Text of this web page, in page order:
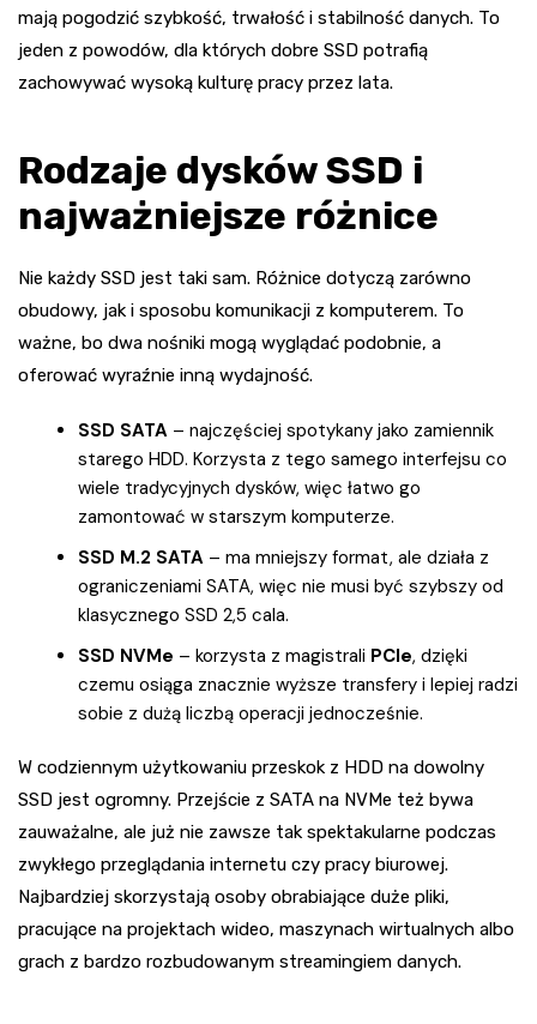
mają pogodzić szybkość, trwałość i stabilność danych. To
jeden z powodów, dla których dobre SSD potrafią
zachowywać wysoką kulturę pracy przez lata.
Rodzaje dysków SSD i
najważniejsze różnice
Nie każdy SSD jest taki sam. Różnice dotyczą zarówno
obudowy, jak i sposobu komunikacji z komputerem. To
ważne, bo dwa nośniki mogą wyglądać podobnie, a
oferować wyraźnie inną wydajność.
SSD SATA – najczęściej spotykany jako zamiennik
starego HDD. Korzysta z tego samego interfejsu co
wiele tradycyjnych dysków, więc łatwo go
zamontować w starszym komputerze.
SSD M.2 SATA – ma mniejszy format, ale działa z
ograniczeniami SATA, więc nie musi być szybszy od
klasycznego SSD 2,5 cala.
SSD NVMe – korzysta z magistrali PCIe, dzięki
czemu osiąga znacznie wyższe transfery i lepiej radzi
sobie z dużą liczbą operacji jednocześnie.
W codziennym użytkowaniu przeskok z HDD na dowolny
SSD jest ogromny. Przejście z SATA na NVMe też bywa
zauważalne, ale już nie zawsze tak spektakularne podczas
zwykłego przeglądania internetu czy pracy biurowej.
Najbardziej skorzystają osoby obrabiające duże pliki,
pracujące na projektach wideo, maszynach wirtualnych albo
grach z bardzo rozbudowanym streamingiem danych.